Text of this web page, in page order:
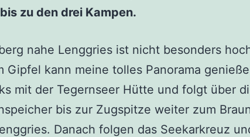
zu den drei Kampen.
nahe Lenggries ist nicht besonders
Gipfel kann meine tolles Panorama
mit der Tegernseer Hütte und folgt über
bis zur Zugspitze weiter zum
Danach folgen das Seekarkreuz